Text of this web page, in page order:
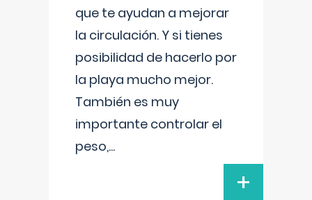
que te ayudan a mejorar
la circulación. Y si tienes
posibilidad de hacerlo por
la playa mucho mejor.
También es muy
importante controlar el
peso,...
+